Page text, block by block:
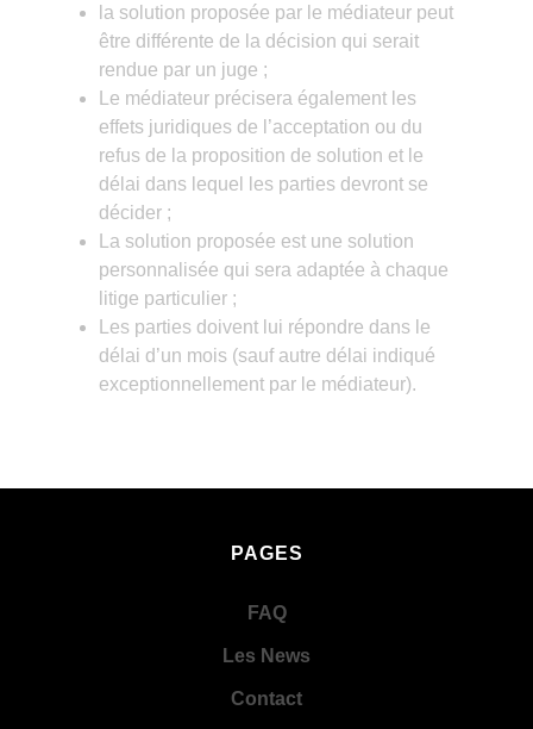
la solution proposée par le médiateur peut
être différente de la décision qui serait
rendue par un juge ;
Le médiateur précisera également les
effets juridiques de l’acceptation ou du
refus de la proposition de solution et le
délai dans lequel les parties devront se
décider ;
La solution proposée est une solution
personnalisée qui sera adaptée à chaque
litige particulier ;
Les parties doivent lui répondre dans le
délai d’un mois (sauf autre délai indiqué
exceptionnellement par le médiateur).
PAGES
FAQ
Les News
Contact